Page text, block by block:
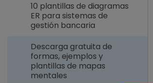
10 plantillas de diagramas
ER para sistemas de
gestión bancaria
Descarga gratuita de
formas, ejemplos y
plantillas de mapas
mentales